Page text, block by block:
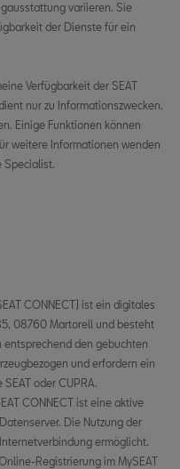
10/2020
36/2020
variieren. Sie
der Dienste für ein
Verfügbarkeit der SEAT
nur zu Informationszwecken.
Einige Funktionen können
weitere Informationen wenden
Specialist.
CONNECT) ist ein digitales
08760 Martorell und besteht
den gebuchten
und erfordern ein
oder CUPRA.
CONNECT ist eine aktive
Die Nutzung der
ermöglicht.
Registrierung im MySEAT